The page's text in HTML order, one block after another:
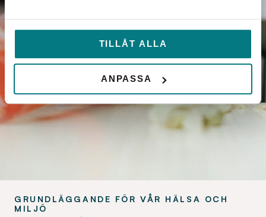
TILLÅT ALLA
ANPASSA
GRUNDLÄGGANDE FÖR VÅR HÄLSA OCH
MILJÖ